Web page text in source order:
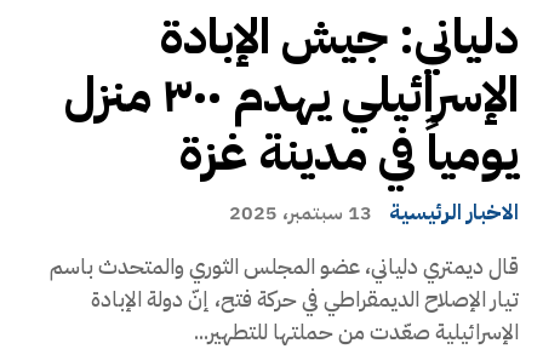
دلياني: جيش الإبادة
الإسرائيلي يهدم ٣٠٠ منزل
يومياً في مدينة غزة
الاخبار الرئيسية 13 سبتمبر، 2025
قال ديمتري دلياني، عضو المجلس الثوري والمتحدث باسم
تيار الإصلاح الديمقراطي في حركة فتح، إنّ دولة الإبادة
الإسرائيلية صعّدت من حملتها للتطهير...